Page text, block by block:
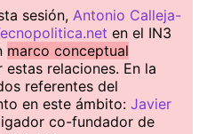
sesión, Antonio Calleja-
en el IN3
marco conceptual
estas relaciones. En la
referentes del
en este ámbito: Javier
co-fundador de